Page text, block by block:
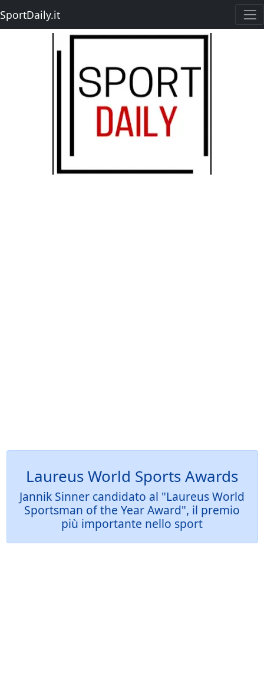
SportDaily.it
Laureus World Sports Awards
Jannik Sinner candidato al "Laureus World
Sportsman of the Year Award", il premio
più importante nello sport